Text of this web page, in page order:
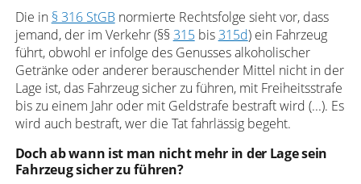
Die in § 316 StGBnormierte Rechtsfolge sieht vor, dass
jemand, der im Verkehr (§§ 315bis315d) ein Fahrzeug
führt, obwohl er infolge des Genusses alkoholischer
Getränke oder anderer berauschender Mittel nicht in der
Lage ist, das Fahrzeug sicher zu führen, mit Freiheitsstrafe
bis zu einem Jahr oder mit Geldstrafe bestraft wird (...). Es
wird auch bestraft, wer die Tat fahrlässig begeht.
Doch ab wann ist man nicht mehr in der Lage sein
Fahrzeug sicher zu führen?